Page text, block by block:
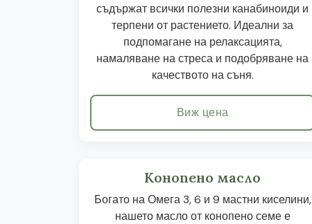
съдържат всички полезни канабиноиди и
терпени от растението. Идеални за
подпомагане на релаксацията,
намаляване на стреса и подобряване на
качеството на съня.
Виж цена
Конопено масло
Богато на Омега 3, 6 и 9 мастни киселини,
нашето масло от конопено семе е